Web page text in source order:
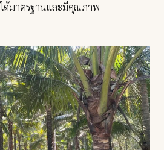
ด้มาตรฐานและมีคุณภาพ